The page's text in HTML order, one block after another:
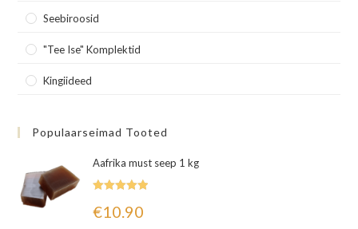
Seebiroosid
"Tee Ise" Komplektid
Kingiideed
Populaarseimad Tooted
Aafrika must seep 1 kg
5.00/ 5
€10.90